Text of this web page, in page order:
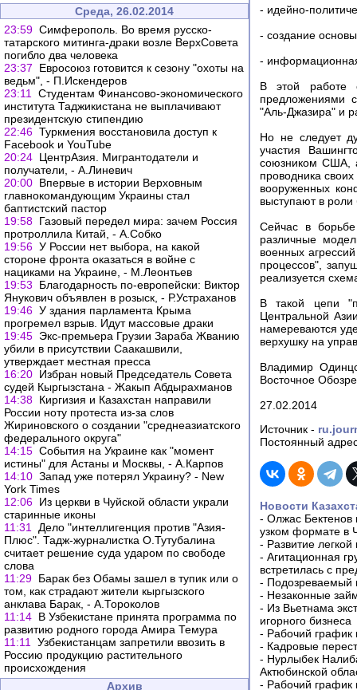
Среда, 26.02.2014
23:59 Симферополь. Во время русско-
татарского митинга-драки возле ВерхСовета
погибло два человека
23:37
Евросоюз готовится к сезону "охоты на
ведьм", - П.Искендеров
23:11
Студентам Финансово-экономического
института Таджикистана не выплачивают
президентскую стипендию
22:46 Туркмения восстановила доступ к
Facebook и YouTube
20:24 ЦентрАзия. Мигрантодатели и
получатели, - А.Линевич
20:00 Впервые в истории Верховным
главнокомандующим Украины стал
баптистский пастор
19:58 Газовый передел мира: зачем Россия
протроллила Китай, - А.Собко
19:56 У России нет выбора, на какой
стороне фронта оказаться в войне с
нациками на Украине, - М.Леонтьев
19:53
Благодарность по-европейски: Виктор
Янукович объявлен в розыск, - Р.Устраханов
19:46 У здания парламента Крыма
прогремел взрыв. Идут массовые драки
19:45 Экс-премьера Грузии Зараба Жванию
убили в присутствии Саакашвили,
утверждает местная пресса
16:20 Избран новый Председатель Совета
судей Кыргызстана - Жакып Абдырахманов
14:38 Киргизия и Казахстан направили
России ноту протеста из-за слов
Жириновского о создании "среднеазиатского
федерального округа"
14:15 События на Украине как "момент
истины" для Астаны и Москвы, - А.Карпов
14:10 Запад уже потерял Украину? - New
York Times
12:06 Из церкви в Чуйской области украли
старинные иконы
11:31
Дело "интеллигенция против "Азия-
Плюс". Тадж-журналистка О.Тутубалина
считает решение суда ударом по свободе
слова
11:29 Барак без Обамы зашел в тупик или о
том, как страдают жители кыргызского
анклава Барак, - А.Тороколов
11:14 В Узбекистане принята программа по
развитию родного города Амира Темура
11:11
Узбекистанцам запретили ввозить в
Россию продукцию растительного
происхождения
Архив
- идейно-
- создание
-
В этой работе
предложениями
"Аль-Джазира" и
Но не следует
участия
союзником США,
проводника
вооруженных
выступают в роли
Сейчас в борьбе
различные
военных
процессов",
реализуется
В такой цепи
Центральной
намереваются
верхушку на
Владимир
Восточное
27.02.2014
Источник -
Постоянный
Новости
- Олжас Бектенов
узком формате в
- Развитие
- Агитационная
встретилась с
- Подозреваемый
- Незаконные
- Из Вьетнама
игорного бизнеса
- Рабочий график
- Кадровые
- Нурлыбек
Актюбинской
- Рабочий график